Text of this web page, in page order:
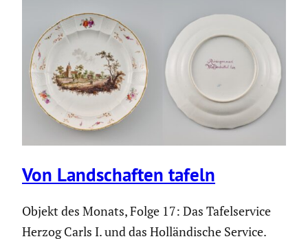
Von Landschaften tafeln
Objekt des Monats, Folge 17: Das Tafelservice
Herzog Carls I. und das Holländische Service.